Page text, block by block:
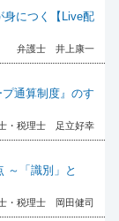
身につく【Live配
弁護士 井上康一
通算制度』のす
・税理士 足立好幸
～「識別」と
・税理士 岡田健司